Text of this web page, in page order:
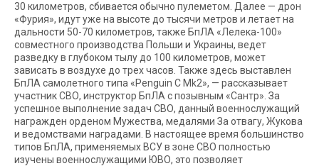
30 километров, сбивается обычно пулеметом. Далее — дрон
«Фурия», идут уже на высоте до тысячи метров и летает на
дальности 50-70 километров, также БпЛА «Лелека-100»
совместного производства Польши и Украины, ведет
разведку в глубоком тылу до 100 километров, может
зависать в воздухе до трех часов. Также здесь выставлен
БпЛА самолетного типа «Penguin C Mk2», — рассказывает
участник СВО, инструктор БпЛА с позывным «Сантр». За
успешное выполнение задач СВО, данный военнослужащий
награжден орденом Мужества, медалями За отвагу, Жукова
и ведомствами наградами. В настоящее время большинство
типов БпЛА, применяемых ВСУ в зоне СВО полностью
изучены военнослужащими ЮВО, это позволяет